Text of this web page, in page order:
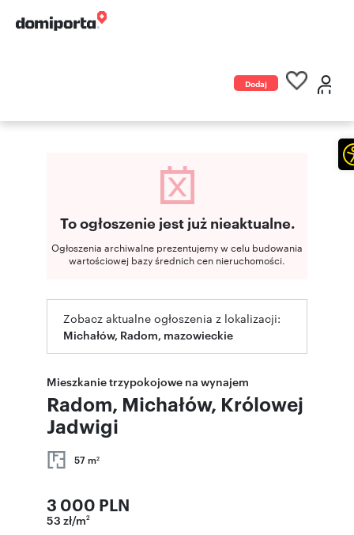
Dodaj
To ogłoszenie jest już nieaktualne.
Ogłoszenia archiwalne prezentujemy w celu budowania
wartościowej bazy średnich cen nieruchomości.
Zobacz aktualne ogłoszenia z lokalizacji:
Michałów, Radom, mazowieckie
Mieszkanie trzypokojowe na wynajem
Radom, Michałów, Królowej
Jadwigi
57 m2
3 000 PLN
53 zł/m2